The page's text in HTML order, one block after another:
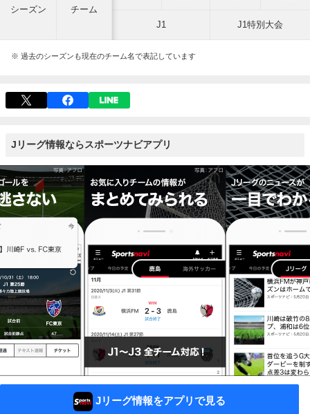
シーズン チーム
J1 J1特別大会
※ 過去のシーズンも現在のチーム名で表記しています
Jリーグ情報ならスポーツナビアプリ
Jリーグ情報をアプリで見る